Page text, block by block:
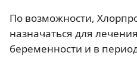
По возможности,
назначаться для
беременности и в